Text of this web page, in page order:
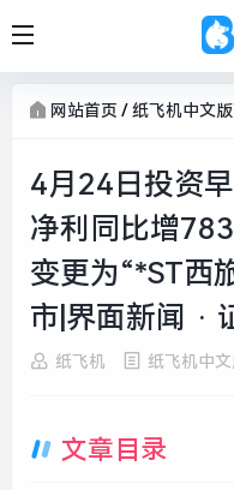
网站首页 /纸飞机中文
4月24日投资
净利同比增
变更为“*ST西
市|界面新闻 ·
纸飞机 纸飞机中
文章目录